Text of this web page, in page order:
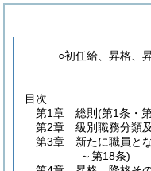
○初任給、昇格、
目次
第1章
総則 (第1条・
第2章
級別職務分類
第3章
新たに職員と
～第18条)